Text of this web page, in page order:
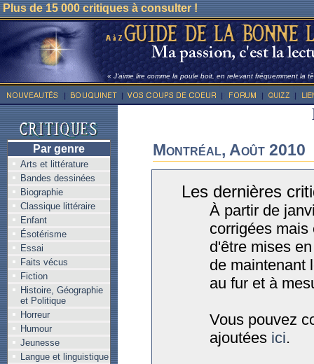
Plus de 15 000 critiques à consulter !
« J'aime lire comme la poule boit, en relevant fréquemment la
Par genre
Arts et littérature
Bandes dessinées
Biographie
Classique littéraire
Enfant
Ésotérisme
Essai
Faits vécus
Fiction
Histoire, Géographie
et Politique
Horreur
Humour
Jeunesse
Langue et linguistique
Montréal, Août 2010
Les dernières
À partir de
corrigées
d'être mises
de maintenant
au fur et à
Vous pouvez
ajoutées ici.